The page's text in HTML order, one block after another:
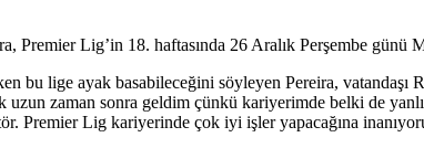
Lig’in 18. haftasında 26 Aralık Perşembe günü
bu lige ayak basabileceğini söyleyen Pereira,
uzun zaman sonra geldim çünkü kariyerimde belki de
Premier Lig kariyerinde çok iyi işler yapacağına